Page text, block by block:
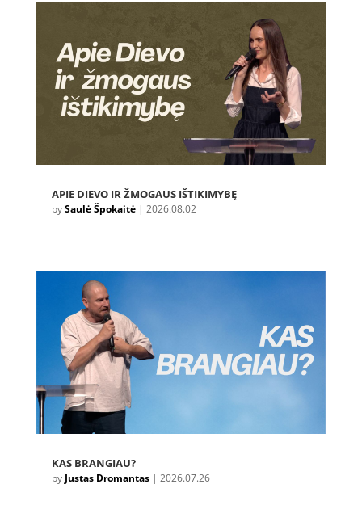
APIE DIEVO IR ŽMOGAUS IŠTIKIMYBĘ
bySaulė Špokaitė| 2026.08.02
KAS BRANGIAU?
by Justas Dromantas| 2026.07.26